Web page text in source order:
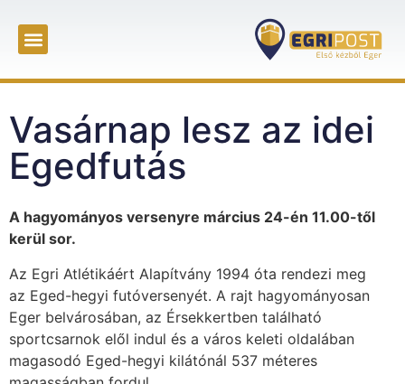
Vasárnap lesz az idei
Egedfutás
A hagyományos versenyre március 24-én 11.00-től
kerül sor.
Az Egri Atlétikáért Alapítvány 1994 óta rendezi meg
az Eged-hegyi futóversenyét. A rajt hagyományosan
Eger belvárosában, az Érsekkertben található
sportcsarnok elől indul és a város keleti oldalában
magasodó Eged-hegyi kilátónál 537 méteres